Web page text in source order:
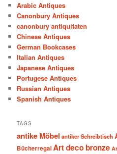
Arabic Antiques
Canonbury Antiques
canonbury antiquitaten
Chinese Antiques
German Bookcases
Italian Antiques
Japanese Antiques
Portugese Antiques
Russian Antiques
Spanish Antiques
TAGS
antike Möbel antiker Schreibtisch
BücherregalArt deco bronze